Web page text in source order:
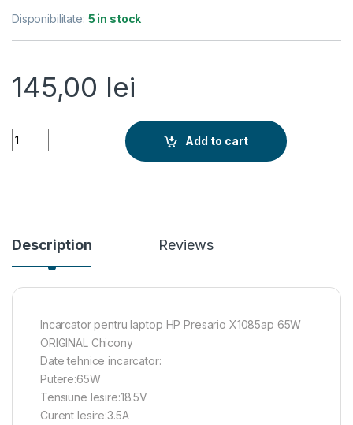
Disponibilitate: 5 in stock
145,00 lei
Incarcator HP pentru Presario X1085ap 65W ORIGINAL
Add to cart
Description Reviews
Incarcator pentru laptop HP Presario X1085ap 65W
ORIGINAL Chicony
Date tehnice incarcator:
Putere:65W
Tensiune Iesire:18.5V
Curent Iesire:3.5A